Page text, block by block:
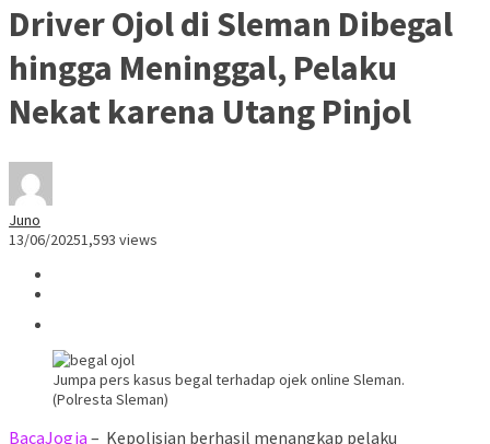
Driver Ojol di Sleman Dibegal
hingga Meninggal, Pelaku
Nekat karena Utang Pinjol
Juno
13/06/20251,593 views
Jumpa pers kasus begal terhadap ojek online Sleman.
(Polresta Sleman)
BacaJogja – Kepolisian berhasil menangkap pelaku